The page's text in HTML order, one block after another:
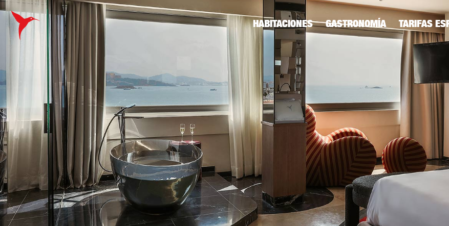
HABITACIONES GASTRONOMÍA TARIFAS